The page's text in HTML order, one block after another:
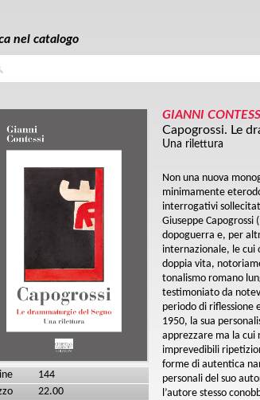
nel catalogo
144
22.00
GIANNI
Capogrossi. Le
Una rilettura
Non una nuova
minimamente
interrogativi
Giuseppe
dopoguerra e, per
internazionale, le cui
doppia vita,
tonalismo romano
testimoniato da
periodo di riflessione
1950, la sua
apprezzare ma la
imprevedibili
forme di autentica
personali del suo
l’autore stesso